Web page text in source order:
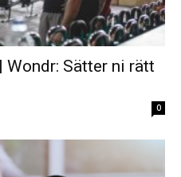
Wondr: Sätter ni rätt
0